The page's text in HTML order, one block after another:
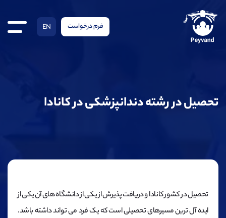
فرم درخواست EN
تحصیل در رشته دندانپزشکی در کانادا
تحصیل در کشور کانادا و دریافت پذیرش از یکی از دانشگاه های آن یکی از
ایده آل ترین مسیرهای تحصیلی است که یک فرد می تواند داشته باشد.